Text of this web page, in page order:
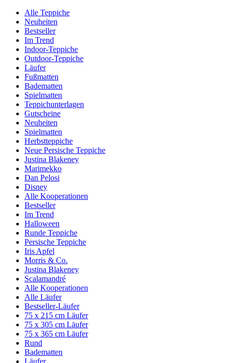
Alle Teppiche
Neuheiten
Bestseller
Im Trend
Indoor-Teppiche
Outdoor-Teppiche
Läufer
Fußmatten
Badematten
Spielmatten
Teppichunterlagen
Gutscheine
Neuheiten
Spielmatten
Herbstteppiche
Neue Persische Teppiche
Justina Blakeney
Marimekko
Dan Pelosi
Disney
Alle Kooperationen
Bestseller
Im Trend
Halloween
Runde Teppiche
Persische Teppiche
Iris Apfel
Morris & Co.
Justina Blakeney
Scalamandré
Alle Kooperationen
Alle Läufer
Bestseller-Läufer
75 x 215 cm Läufer
75 x 305 cm Läufer
75 x 365 cm Läufer
Rund
Badematten
Läufer